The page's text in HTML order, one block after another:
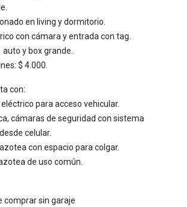
en living y dormitorio.
con cámara y entrada con tag.
auto y box grande.
$ 4.000.
con:
eléctrico para acceso vehicular.
cámaras de seguridad con sistema
celular.
azotea con espacio para colgar.
de uso común.
comprar sin garaje